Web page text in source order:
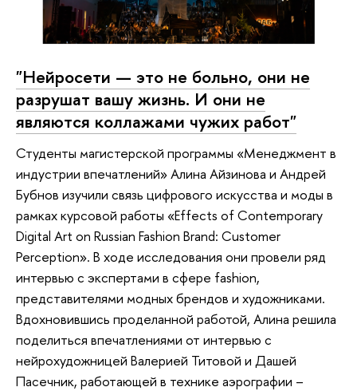
"Нейросети — это не больно, они не
разрушат вашу жизнь. И они не
являются коллажами чужих работ"
Студенты магистерской программы «Менеджмент в
индустрии впечатлений» Алина Айзинова и Андрей
Бубнов изучили связь цифрового искусства и моды в
рамках курсовой работы «Effects of Contemporary
Digital Art on Russian Fashion Brand: Customer
Perception». В ходе исследования они провели ряд
интервью с экспертами в сфере fashion,
представителями модных брендов и художниками.
Вдохновившись проделанной работой, Алина решила
поделиться впечатлениями от интервью с
нейрохудожницей Валерией Титовой и Дашей
Пасечник, работающей в технике аэрографии –